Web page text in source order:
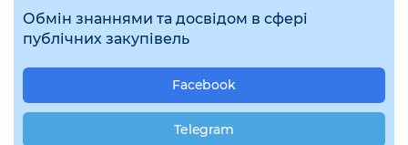
Обмін знаннями та досвідом в сфері
публічних закупівель
Facebook
Telegram